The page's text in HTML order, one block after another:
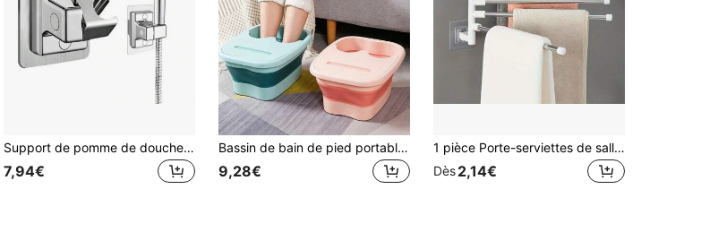
Support de pomme de douche universel, support mural en ABS avec adhésif, convient pour la salle de bain
7,94€
Bassin de bain de pied portable épaissi et isolé pour la maison, peut tremper jusqu'au-dessus des mollets, pour massage de santé
9,28€
1 pièce Porte-serviettes de salle de bain rotatif, support mural rotatif en acier inoxydable sans perçage pour évier, porte-serviettes de cuisine pour torchons
Dès2,14€